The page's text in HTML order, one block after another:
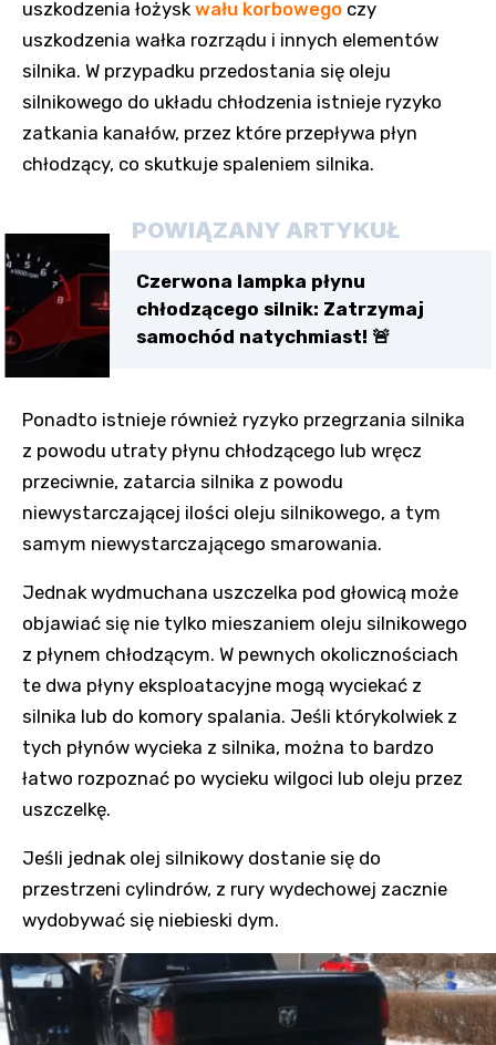
uszkodzenia łożysk wału korbowego czy
uszkodzenia wałka rozrządu i innych elementów
silnika. W przypadku przedostania się oleju
silnikowego do układu chłodzenia istnieje ryzyko
zatkania kanałów, przez które przepływa płyn
chłodzący, co skutkuje spaleniem silnika.
POWIĄZANY ARTYKUŁ
Czerwona lampka płynu
chłodzącego silnik: Zatrzymaj
samochód natychmiast! 🚨
Ponadto istnieje również ryzyko przegrzania silnika
z powodu utraty płynu chłodzącego lub wręcz
przeciwnie, zatarcia silnika z powodu
niewystarczającej ilości oleju silnikowego, a tym
samym niewystarczającego smarowania.
Jednak wydmuchana uszczelka pod głowicą może
objawiać się nie tylko mieszaniem oleju silnikowego
z płynem chłodzącym. W pewnych okolicznościach
te dwa płyny eksploatacyjne mogą wyciekać z
silnika lub do komory spalania. Jeśli którykolwiek z
tych płynów wycieka z silnika, można to bardzo
łatwo rozpoznać po wycieku wilgoci lub oleju przez
uszczelkę.
Jeśli jednak olej silnikowy dostanie się do
przestrzeni cylindrów, z rury wydechowej zacznie
wydobywać się niebieski dym.